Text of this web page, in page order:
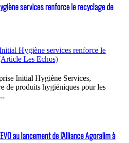
services renforce le recyclage de
Initial Hygiène Services,
de produits hygiéniques pour les
au lancement de l'Alliance Agoralim à